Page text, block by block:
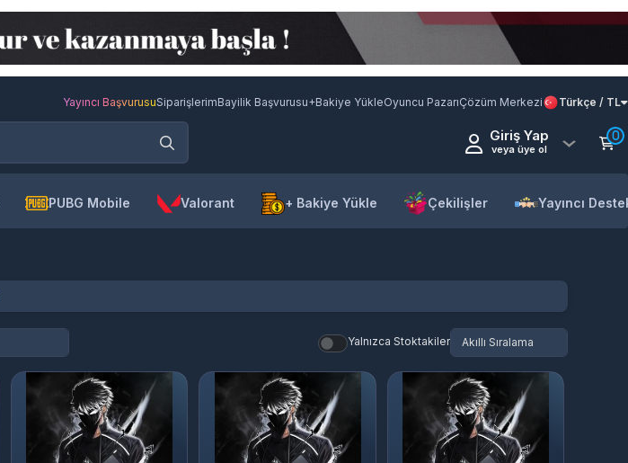
Yayıncı BaşvurusuSiparişlerimBayilik Başvurusu+Bakiye YükleOyuncu PazarıÇözüm Merkezi Türkçe / TL
Giriş Yap
veya üye ol
0
PUBG Mobile Valorant + Bakiye Yükle Çekilişler Yayıncı
Yalnızca Stoktakiler